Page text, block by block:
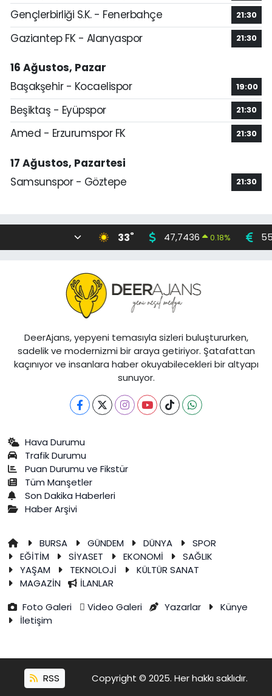
Gençlerbirliği S.K. - Fenerbahçe 21:30
Gaziantep FK - Alanyaspor 21:30
16 Ağustos, Pazar
Başakşehir - Kocaelispor
19:00
Beşiktaş - Eyüpspor 21:30
Amed - Erzurumspor FK 21:30
17 Ağustos, Pazartesi
Samsunspor - Göztepe
21:30
33° 47,7436 0.18%
DeerAjans, yepyeni temasıyla sizleri buluştururken,
sadelik ve modernizmi bir araya getiriyor. Şatafattan
kaçınıyor ve insanlara haber okuyabilecekleri bir altyapı
sunuyor.
Hava Durumu
Trafik Durumu
Puan Durumu ve Fikstür
Tüm Manşetler
Son Dakika Haberleri
Haber Arşivi
BURSA GÜNDEM DÜNYA
SPOR
EĞİTİM
SİYASET EKONOMİ
SAĞLIK
YAŞAM
TEKNOLOJİ
KÜLTÜR SANAT
MAGAZİN
İLANLAR
Foto Galeri
Video Galeri Yazarlar
Künye
İletişim
RSS Copyright © 2025. Her hakkı saklıdır.